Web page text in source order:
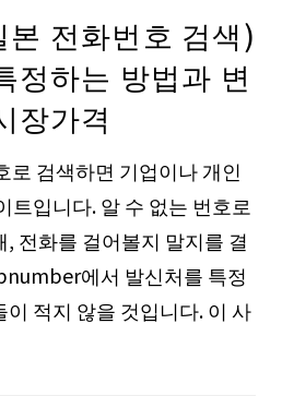
전화번호 검색)
정하는 방법과 변
장가격
검색하면 기업이나 개인
트입니다. 알 수 없는 번호로
전화를 걸어볼지 말지를 결
에서 발신처를 특정
적지 않을 것입니다. 이 사